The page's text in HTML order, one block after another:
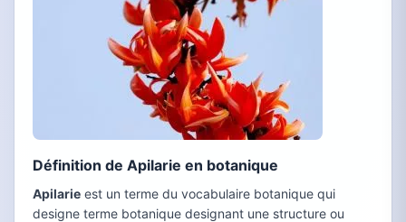
Définition de Apilarie en botanique
Apilarie est un terme du vocabulaire botanique qui
designe terme botanique designant une structure ou